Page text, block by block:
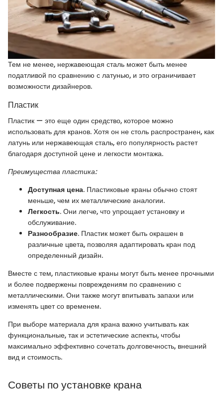
Тем не менее, нержавеющая сталь может быть менее
податливой по сравнению с латунью, и это ограничивает
возможности дизайнеров.
Пластик
Пластик — это еще один средство, которое можно
использовать для кранов. Хотя он не столь распространен, как
латунь или нержавеющая сталь, его популярность растет
благодаря доступной цене и легкости монтажа.
Преимущества пластика:
Доступная цена. Пластиковые краны обычно стоят
меньше, чем их металлические аналогии.
Легкость. Они легче, что упрощает установку и
обслуживание.
Разнообразие. Пластик может быть окрашен в
различные цвета, позволяя адаптировать кран под
определенный дизайн.
Вместе с тем, пластиковые краны могут быть менее прочными
и более подвержены повреждениям по сравнению с
металлическими. Они также могут впитывать запахи или
изменять цвет со временем.
При выборе материала для крана важно учитывать как
функциональные, так и эстетические аспекты, чтобы
максимально эффективно сочетать долговечность, внешний
вид и стоимость.
Советы по установке крана